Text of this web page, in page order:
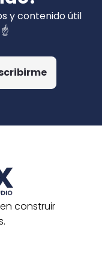
de 15 fondos
de otras
y contenido útil
construir